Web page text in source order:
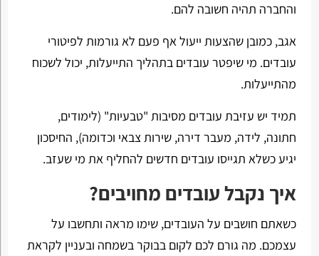
והחברה תהיה חשובה להם.
אגב, כמובן שהצעות ייעול אף פעם לא גורמות לפיטורי
עובדים. מי שיפטר עובדים בתהליך התייעלות, יכול לשכוח
מהתייעלות.
תמיד יש עזיבת עובדים מסיבות "טבעיות" (לימודים,
חתונה, לידה, מעבר דירה, שירות צבאי וכדומה), החיסכון
יגיע כשלא תגייסו עובדים חדשים להחליף את מי שעזב.
איך נקבל עובדים מחויבים?
כשאתם חושבים על העובדים, שימו מראה ותחשבו על
עצמכם. מה גורם לכם לקום בבוקר בשמחה ובעניין לקראת